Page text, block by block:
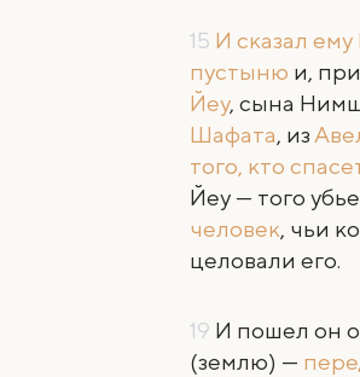
15 И сказал ему
пустыню и,
Йеу, сына
Шафата, из
того, кто
Йеу — того
человек, чьи
целовали его.
19 И пошел он
(землю) —